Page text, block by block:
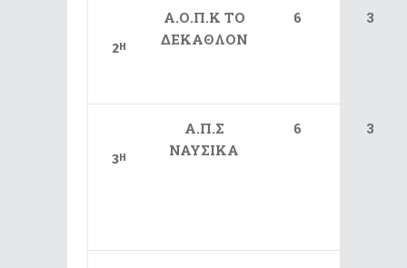
2Η
Α.Ο.Π.Κ ΤΟ
ΔΕΚΑΘΛΟΝ
6 3
3Η
Α.Π.Σ
ΝΑΥΣΙΚΑ
6 3